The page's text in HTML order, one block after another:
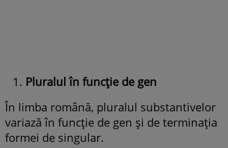
Pluralul în funcție de gen
În limba română, pluralul substantivelor
variază în funcție de gen și de terminația
formei de singular.